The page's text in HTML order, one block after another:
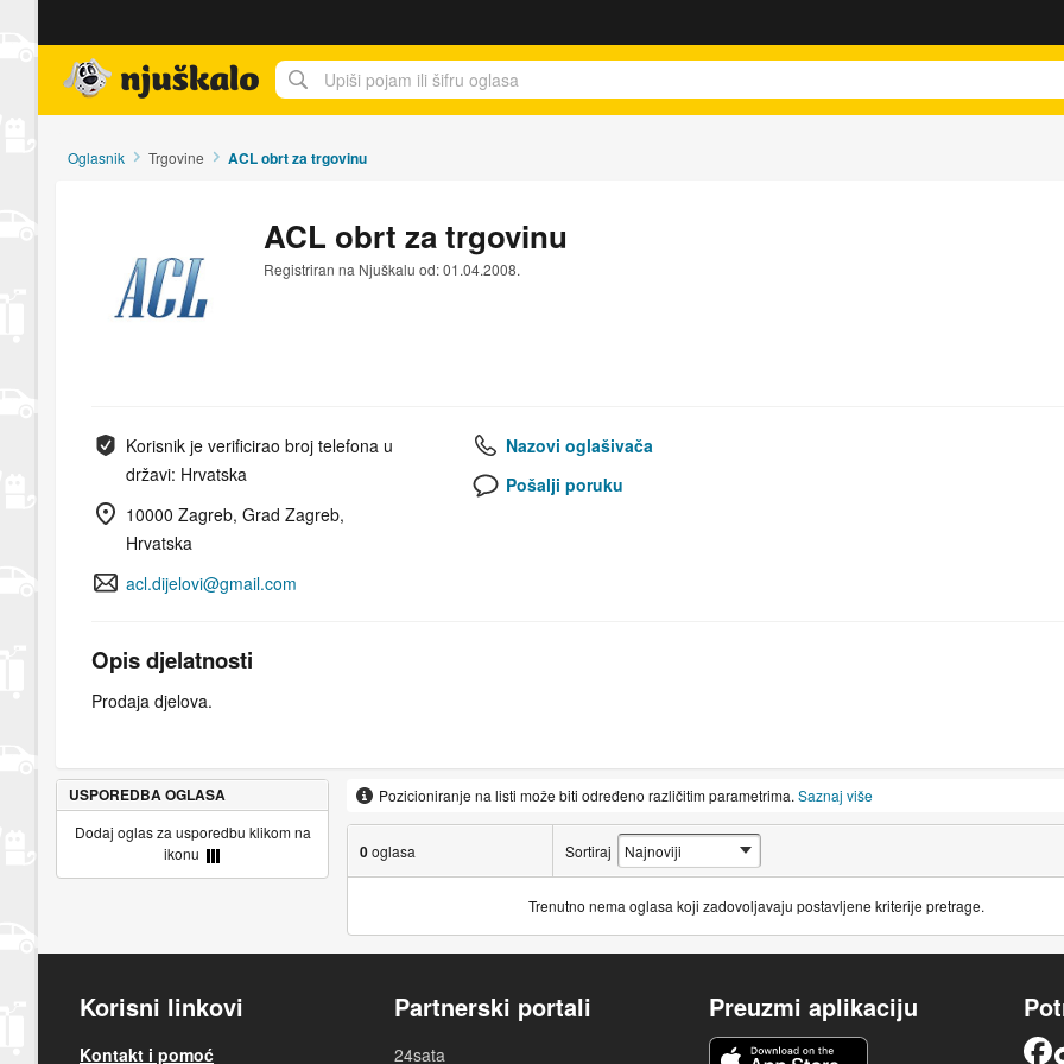
Oglasnik Trgovine ACL obrt za trgovinu
ACL obrt za trgovinu
Registriran na Njuškalu od: 01.04.2008.
Korisnik je verificirao broj telefona u
državi: Hrvatska
10000 Zagreb, Grad Zagreb,
Hrvatska
acl.dijelovi@gmail.com
Nazovi oglašivača
Pošalji poruku
Opis djelatnosti
Prodaja djelova.
Pozicioniranje na listi može biti određeno različitim parametrima.Saznaj više
0oglasa Sortiraj
Trenutno nema oglasa koji zadovoljavaju postavljene kriterije pretrage.
USPOREDBA OGLASA
Dodaj oglas za usporedbu klikom na
ikonu
Korisni linkovi
Kontakt i pomoć
Partnerski portali
24sata
Preuzmi aplikaciju